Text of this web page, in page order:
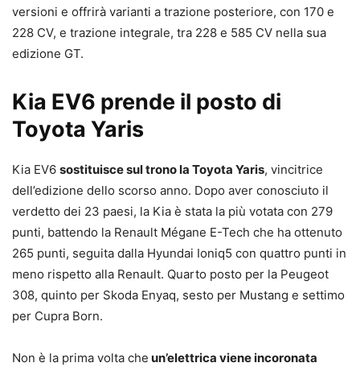
versioni e offrirà varianti a trazione posteriore, con 170 e
228 CV, e trazione integrale, tra 228 e 585 CV nella sua
edizione GT.
Kia EV6 prende il posto di
Toyota Yaris
Kia EV6 sostituisce sul trono la Toyota Yaris, vincitrice
dell’edizione dello scorso anno. Dopo aver conosciuto il
verdetto dei 23 paesi, la Kia è stata la più votata con 279
punti, battendo la Renault Mégane E-Tech che ha ottenuto
265 punti, seguita dalla Hyundai Ioniq5 con quattro punti in
meno rispetto alla Renault. Quarto posto per la Peugeot
308, quinto per Skoda Enyaq, sesto per Mustang e settimo
per Cupra Born.
Non è la prima volta che un’elettrica viene incoronata